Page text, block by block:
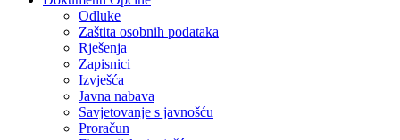
Odluke
Zaštita osobnih podataka
Rješenja
Zapisnici
Izvješća
Javna nabava
Savjetovanje s javnošću
Proračun